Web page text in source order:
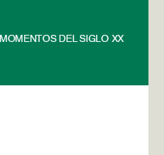
MOMENTOS DEL SIGLO XX